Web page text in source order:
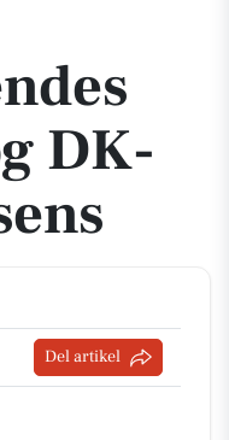
Horsens
DK-
Del artikel